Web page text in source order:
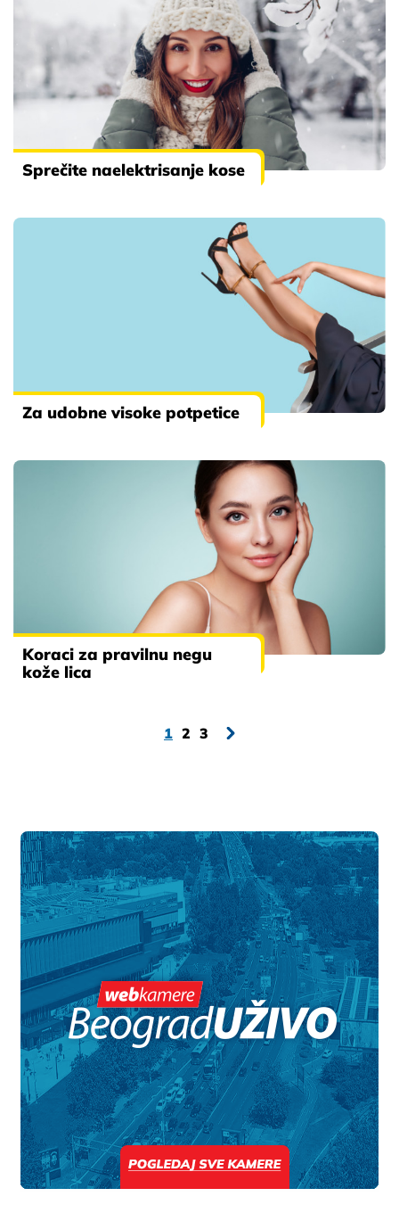
Sprečite naelektrisanje kose
Za udobne visoke potpetice
Koraci za pravilnu negu
kože lica
1 2 3